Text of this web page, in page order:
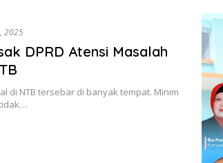
2025
DPRD Atensi Masalah
di NTB tersebar di banyak tempat. Minim